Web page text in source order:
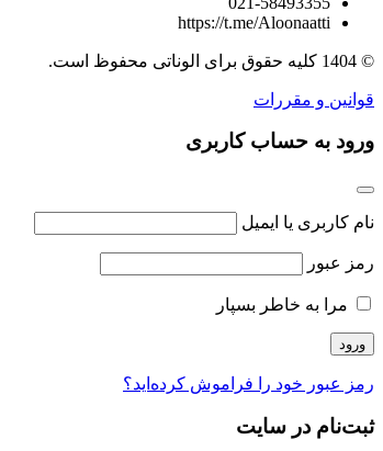
https://t.me/Aloonaatti
© 1404 کلیه حقوق برای الوناتی محفوظ است.
قوانین و مقررات
ورود به حساب کاربری
نام کاربری یا ایمیل
رمز عبور
مرا به خاطر بسپار
رمز عبور خود را فراموش کرده‌اید؟
ثبت‌نام در سایت